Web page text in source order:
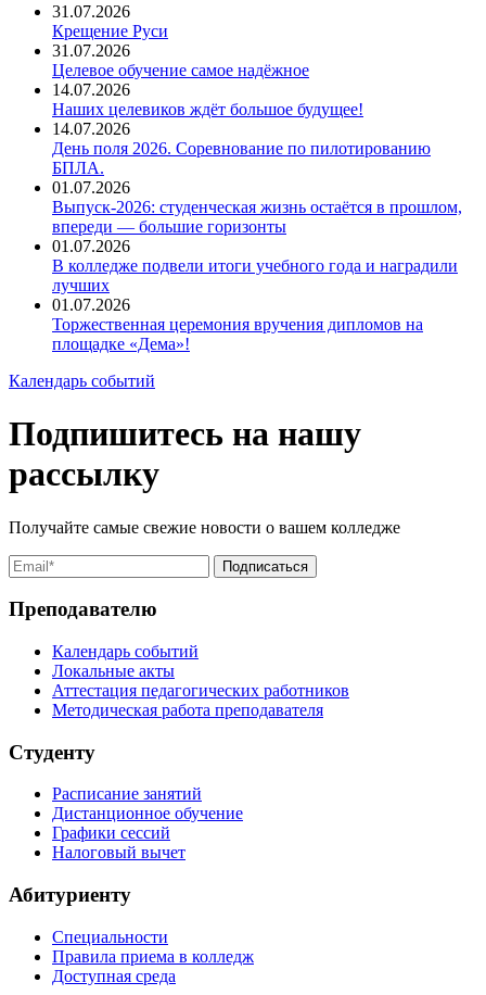
31.07.2026
Крещение Руси
31.07.2026
Целевое обучение самое надёжное
14.07.2026
Наших целевиков ждёт большое будущее!
14.07.2026
День поля 2026. Соревнование по пилотированию
БПЛА.
01.07.2026
Выпуск-2026: студенческая жизнь остаётся в прошлом,
впереди — большие горизонты
01.07.2026
В колледже подвели итоги учебного года и наградили
лучших
01.07.2026
Торжественная церемония вручения дипломов на
площадке «Дема»!
Календарь событий
Подпишитесь на нашу
рассылку
Получайте самые свежие новости о вашем колледже
Преподавателю
Календарь событий
Локальные акты
Аттестация педагогических работников
Методическая работа преподавателя
Студенту
Расписание занятий
Дистанционное обучение
Графики сессий
Налоговый вычет
Абитуриенту
Специальности
Правила приема в колледж
Доступная среда